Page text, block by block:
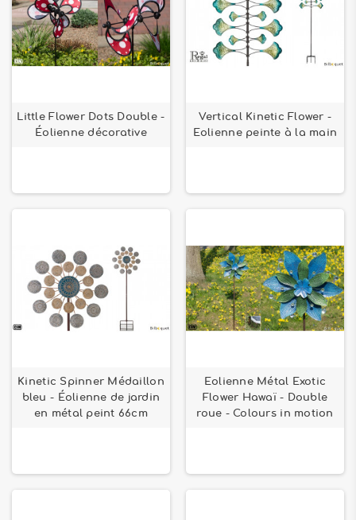
Little Flower Dots Double -
Éolienne décorative
Vertical Kinetic Flower -
Eolienne peinte à la main
Kinetic Spinner Médaillon
bleu - Éolienne de jardin
en métal peint 66cm
Eolienne Métal Exotic
Flower Hawaï - Double
roue - Colours in motion